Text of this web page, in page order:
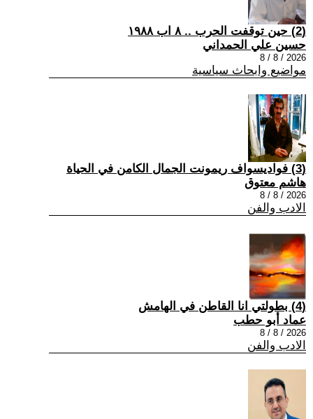
(2) حين توقفت الحرب .. ٨ اب ١٩٨٨
حسين علي الحمداني
2026 / 8 / 8
مواضيع وابحاث سياسية
(3) فواديسواف ريمونت الجمال الكامن في الحياة
هاشم معتوق
2026 / 8 / 8
الادب والفن
(4) بطولتي انا القاطن في الهامش
عماد أبو حطب
2026 / 8 / 8
الادب والفن